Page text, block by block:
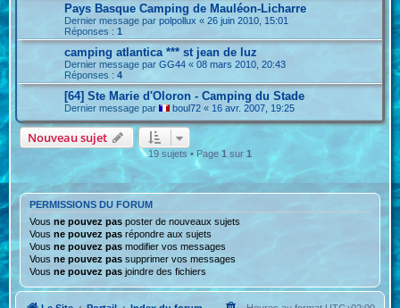
Pays Basque Camping de Mauléon-Licharre
Dernier message parpolpollux «26 juin 2010, 15:01
Réponses :1
camping atlantica *** st jean de luz
Dernier message parGG44 «08 mars 2010, 20:43
Réponses :4
[64] Ste Marie d'Oloron - Camping du Stade
Dernier message par boul72 « 16 avr. 2007, 19:25
Nouveau sujet
19 sujets • Page 1 sur 1
PERMISSIONS DU FORUM
Vousne pouvez pas poster de nouveaux sujets
Vousne pouvez pas répondre aux sujets
Vousne pouvez pas modifier vos messages
Vousne pouvez pas supprimer vos messages
Vousne pouvez pas joindre des fichiers